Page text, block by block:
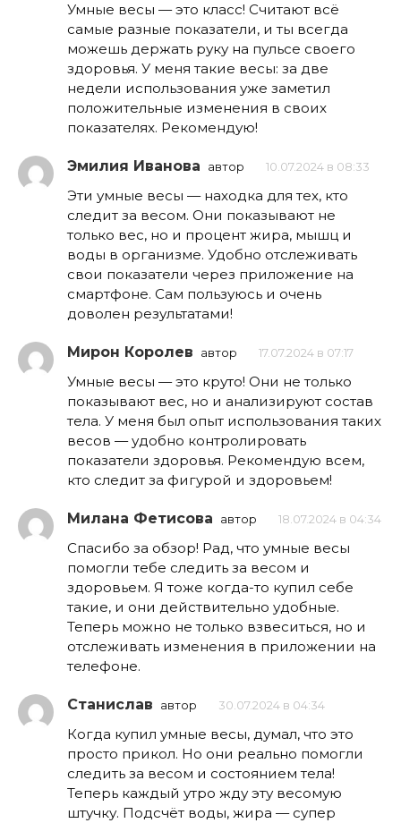
Умные весы — это класс! Считают всё
самые разные показатели, и ты всегда
можешь держать руку на пульсе своего
здоровья. У меня такие весы: за две
недели использования уже заметил
положительные изменения в своих
показателях. Рекомендую!
Эмилия Иванова автор 10.07.2024 в 08:33
Эти умные весы — находка для тех, кто
следит за весом. Они показывают не
только вес, но и процент жира, мышц и
воды в организме. Удобно отслеживать
свои показатели через приложение на
смартфоне. Сам пользуюсь и очень
доволен результатами!
Мирон Королев автор 17.07.2024 в 07:17
Умные весы — это круто! Они не только
показывают вес, но и анализируют состав
тела. У меня был опыт использования таких
весов — удобно контролировать
показатели здоровья. Рекомендую всем,
кто следит за фигурой и здоровьем!
Милана Фетисова автор 18.07.2024 в 04:34
Спасибо за обзор! Рад, что умные весы
помогли тебе следить за весом и
здоровьем. Я тоже когда-то купил себе
такие, и они действительно удобные.
Теперь можно не только взвеситься, но и
отслеживать изменения в приложении на
телефоне.
Станислав автор 30.07.2024 в 04:34
Когда купил умные весы, думал, что это
просто прикол. Но они реально помогли
следить за весом и состоянием тела!
Теперь каждый утро жду эту весомую
штучку. Подсчёт воды, жира — супер